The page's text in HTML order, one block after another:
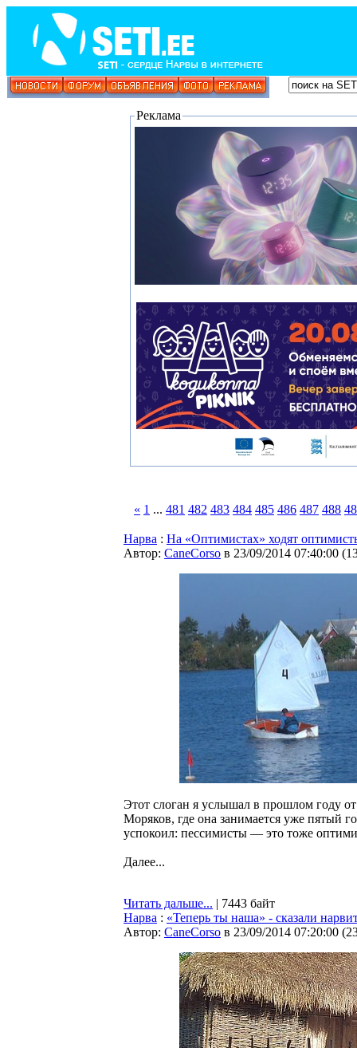
Реклама
« 1 ... 481 482 483 484 485 486 487 488
Нарва : На «Оптимистах» ходят
Автор: CaneCorso в 23/09/2014 07:40:00 (
Этот слоган я услышал в прошлом году
Моряков, где она занимается уже пятый
успокоил: пессимисты — это тоже
Далее...
Читать дальше... | 7443 байт
Нарва : «Теперь ты наша» - сказали
Автор: CaneCorso в 23/09/2014 07:20:00 (